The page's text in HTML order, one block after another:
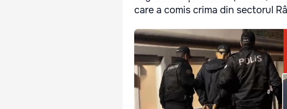
care a comis crima din sectorul